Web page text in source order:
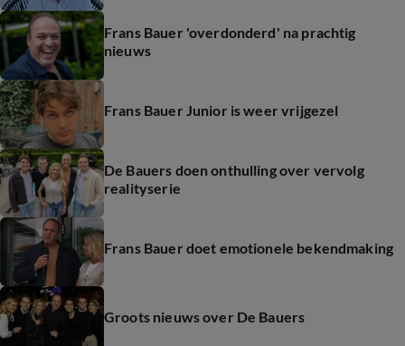
Frans Bauer 'overdonderd' na prachtig
nieuws
Frans Bauer Junior is weer vrijgezel
De Bauers doen onthulling over vervolg
realityserie
Frans Bauer doet emotionele bekendmaking
Groots nieuws over De Bauers